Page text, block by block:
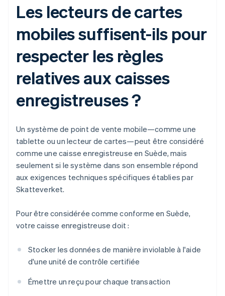
Les lecteurs de cartes
mobiles suffisent-ils pour
respecter les règles
relatives aux caisses
enregistreuses ?
Un système de point de vente mobile—comme une
tablette ou un lecteur de cartes—peut être considéré
comme une caisse enregistreuse en Suède, mais
seulement si le système dans son ensemble répond
aux exigences techniques spécifiques établies par
Skatteverket.
Pour être considérée comme conforme en Suède,
votre caisse enregistreuse doit :
Stocker les données de manière inviolable à l'aide
d'une unité de contrôle certifiée
Émettre un reçu pour chaque transaction